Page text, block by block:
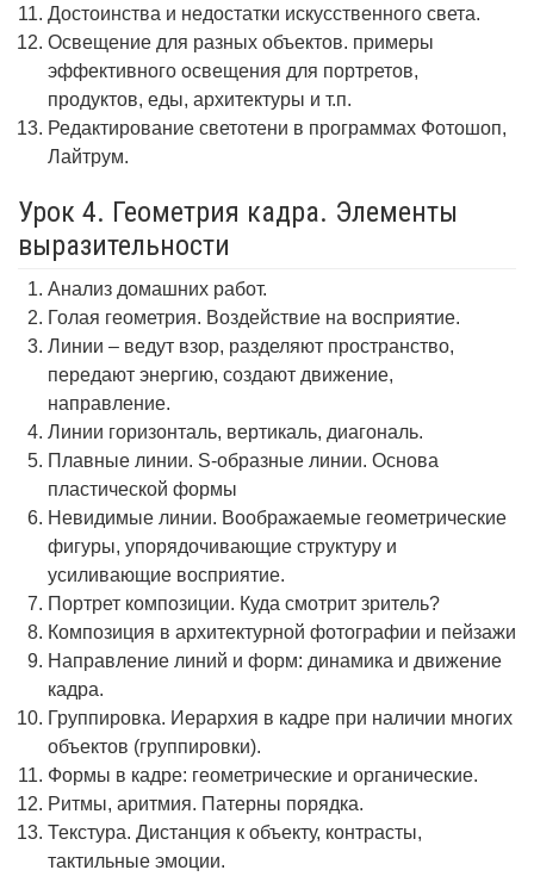
Достоинства и недостатки искусственного света.
Освещение для разных объектов. примеры
эффективного освещения для портретов,
продуктов, еды, архитектуры и т.п.
Редактирование светотени в программах Фотошоп,
Лайтрум.
Урок 4. Геометрия кадра. Элементы
выразительности
Анализ домашних работ.
Голая геометрия. Воздействие на восприятие.
Линии – ведут взор, разделяют пространство,
передают энергию, создают движение,
направление.
Линии горизонталь, вертикаль, диагональ.
Плавные линии. S-образные линии. Основа
пластической формы
Невидимые линии. Воображаемые геометрические
фигуры, упорядочивающие структуру и
усиливающие восприятие.
Портрет композиции. Куда смотрит зритель?
Композиция в архитектурной фотографии и пейзажи
Направление линий и форм: динамика и движение
кадра.
Группировка. Иерархия в кадре при наличии многих
объектов (группировки).
Формы в кадре: геометрические и органические.
Ритмы, аритмия. Патерны порядка.
Текстура. Дистанция к объекту, контрасты,
тактильные эмоции.